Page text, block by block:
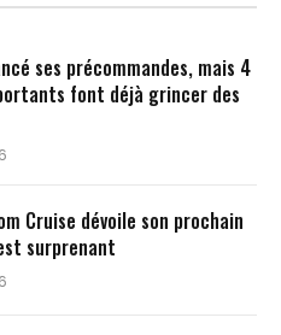
ses précommandes, mais 4
font déjà grincer des
Cruise dévoile son prochain
surprenant